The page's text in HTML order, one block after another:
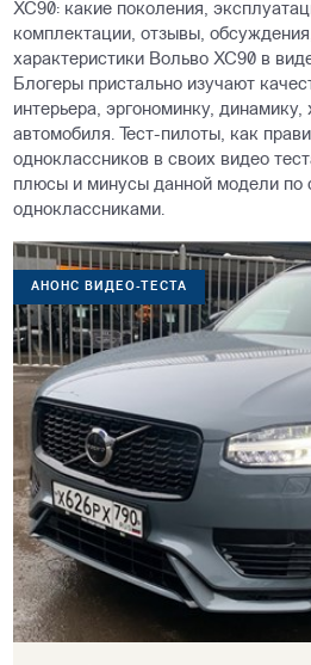
XC90: какие поколения,
комплектации, отзывы,
характеристики Вольво ХС90 в
Блогеры пристально изучают
интерьера, эргономинку, динамику,
автомобиля. Тест-пилоты, как
одноклассников в своих видео
плюсы и минусы данной модели по
одноклассниками.
АНОНС ВИДЕО-ТЕСТА